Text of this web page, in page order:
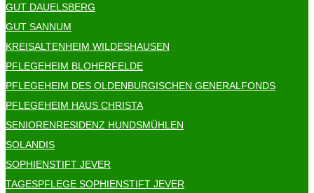
GUT DAUELSBERG
GUT SANNUM
KREISALTENHEIM WILDESHAUSEN
PFLEGEHEIM BLOHERFELDE
PFLEGEHEIM DES OLDENBURGISCHEN GENERALFONDS
PFLEGEHEIM HAUS CHRISTA
SENIORENRESIDENZ HUNDSMÜHLEN
SOLANDIS
SOPHIENSTIFT JEVER
TAGESPFLEGE SOPHIENSTIFT JEVER